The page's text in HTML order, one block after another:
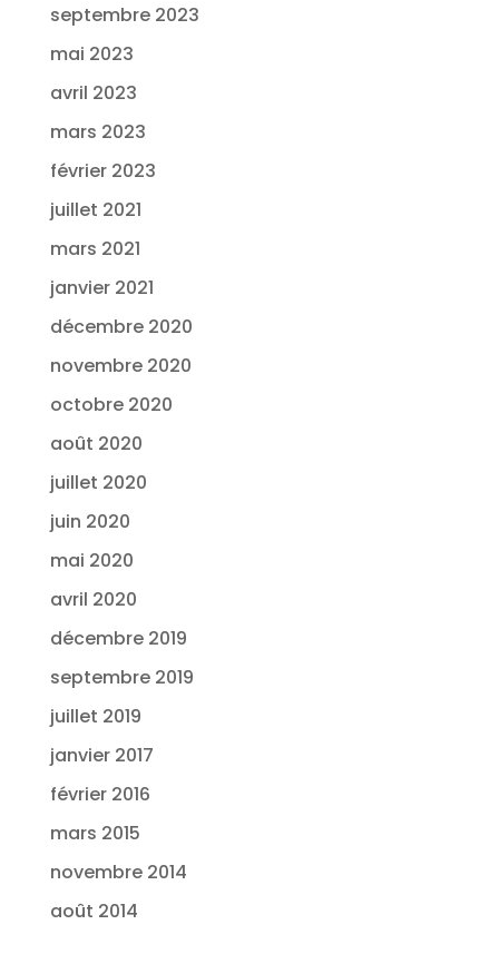
septembre 2023
mai 2023
avril 2023
mars 2023
février 2023
juillet 2021
mars 2021
janvier 2021
décembre 2020
novembre 2020
octobre 2020
août 2020
juillet 2020
juin 2020
mai 2020
avril 2020
décembre 2019
septembre 2019
juillet 2019
janvier 2017
février 2016
mars 2015
novembre 2014
août 2014